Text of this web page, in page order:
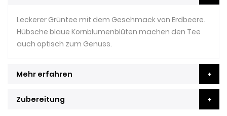
Leckerer Grüntee mit dem Geschmack von Erdbeere.
Hübsche blaue Kornblumenblüten machen den Tee
auch optisch zum Genuss.
Mehr erfahren
Zubereitung